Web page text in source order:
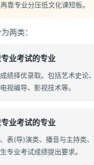
靠专业分压低文化课短板。
两类：
业考试的专业
绩择优录取。包括艺术史论
视编导、影视技术等。
业考试的专业
表(导)演类、播音与主持类
专业考试成绩提出要求。